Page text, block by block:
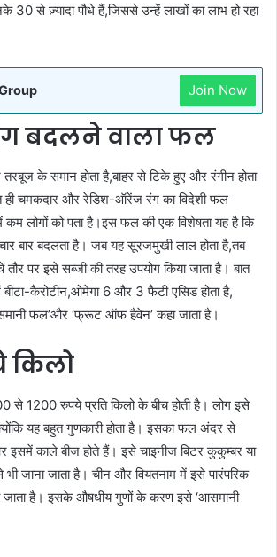
से ज़्यादा पौधे हैं,जिससे उन्हें लाखों का लाभ हो रहा
Join Now
बदलने वाला फल
के समान होता है,बाहर से टिके हुए और रंगीन होता
चमकदार और रेडिश-ऑरेंज रंग का विदेशी फल
कम लोगों को पता है।इस फल की एक विशेषता यह है कि
बार बदलता है। जब यह सूरजमुखी लाल होता है,तब
पर इसे सब्जी की तरह उपयोग किया जाता है। बात
कैरोटीन,ओमेगा 6 और 3 फैटी एसिड होता है,
फल’और ‘फ्रूट ऑफ हैवेन’ कहा जाता है।
किलो
से 1200 रुपये प्रति किलो के बीच होती है। लोग इसे
यह बहुत गुणकारी होता है। इसका फल अंदर से
इसमें काले बीज होते हैं। इसे चाइनीज बिटर कुकुम्बर या
भी जाना जाता है। चीन और वियतनाम में इसे पारंपरिक
जाता है। इसके औषधीय गुणों के करण इसे ‘आसमानी